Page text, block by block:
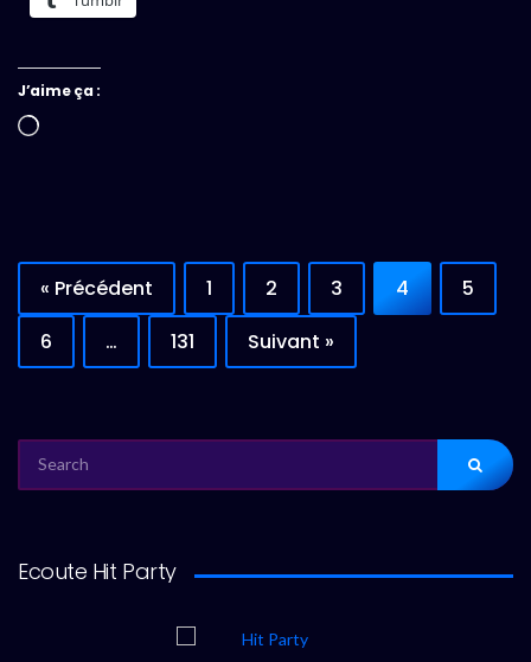
J’aime ça :
Chargement…
« Précédent 1 2 3 4
5
6
… 131 Suivant »
FOR:
Ecoute Hit Party